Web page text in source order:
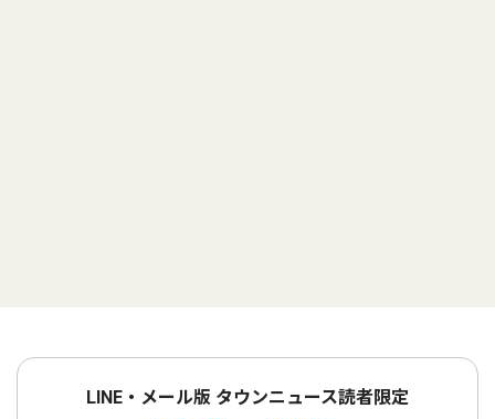
LINE・メール版 タウンニュース読者限定